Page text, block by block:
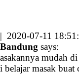
| 2020-07-11
Bandung says:
mudah
belajar masak buat